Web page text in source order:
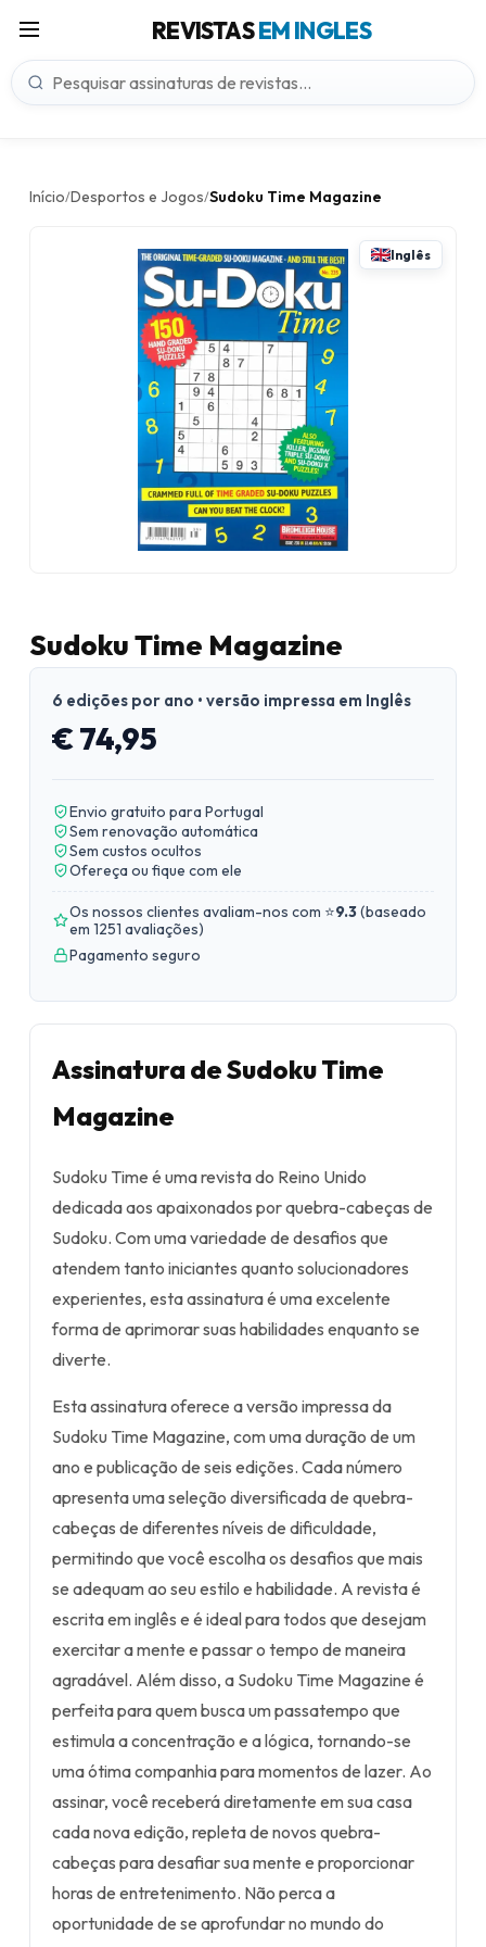
REVISTASEM INGLES
Início/Desportos e Jogos/Sudoku Time Magazine
Inglês
Sudoku Time Magazine
6 edições por ano • versão impressa em Inglês
€ 74,95
Envio gratuito para Portugal
Sem renovação automática
Sem custos ocultos
Ofereça ou fique com ele
Os nossos clientes avaliam-nos com ⭐9.3(baseado
em 1251 avaliações)
Pagamento seguro
Assinatura de Sudoku Time
Magazine
Sudoku Time é uma revista do Reino Unido
dedicada aos apaixonados por quebra-cabeças de
Sudoku. Com uma variedade de desafios que
atendem tanto iniciantes quanto solucionadores
experientes, esta assinatura é uma excelente
forma de aprimorar suas habilidades enquanto se
diverte.
Esta assinatura oferece a versão impressa da
Sudoku Time Magazine, com uma duração de um
ano e publicação de seis edições. Cada número
apresenta uma seleção diversificada de quebra-
cabeças de diferentes níveis de dificuldade,
permitindo que você escolha os desafios que mais
se adequam ao seu estilo e habilidade. A revista é
escrita em inglês e é ideal para todos que desejam
exercitar a mente e passar o tempo de maneira
agradável. Além disso, a Sudoku Time Magazine é
perfeita para quem busca um passatempo que
estimula a concentração e a lógica, tornando-se
uma ótima companhia para momentos de lazer. Ao
assinar, você receberá diretamente em sua casa
cada nova edição, repleta de novos quebra-
cabeças para desafiar sua mente e proporcionar
horas de entretenimento. Não perca a
oportunidade de se aprofundar no mundo do